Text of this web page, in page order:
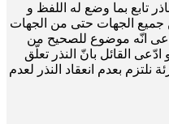
تابع بما وضع له اللفظ و
الجهات حتی من الجهات
انّه موضوع للصحیح من
ادّعی القائل بانّ النذر تعلّق
بعدم انعقاد النذر لعدم